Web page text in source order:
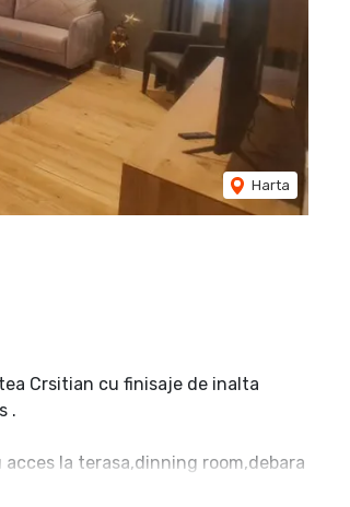
Harta
Crsitian cu finisaje de inalta
.
la terasa,dinning room,debara